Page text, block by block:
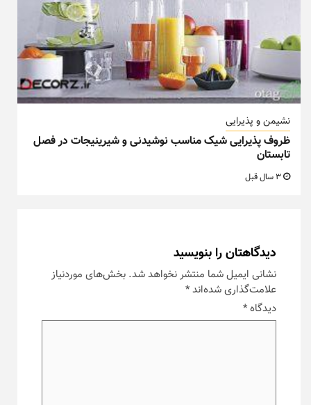
نشیمن و پذیرایی
ظروف پذیرایی شیک مناسب نوشیدنی و شیرینیجات در فصل
تابستان
دیدگاهتان را بنویسید
نشانی ایمیل شما منتشر نخواهد شد. بخش‌های موردنیاز
علامت‌گذاری شده‌اند*
دیدگاه*